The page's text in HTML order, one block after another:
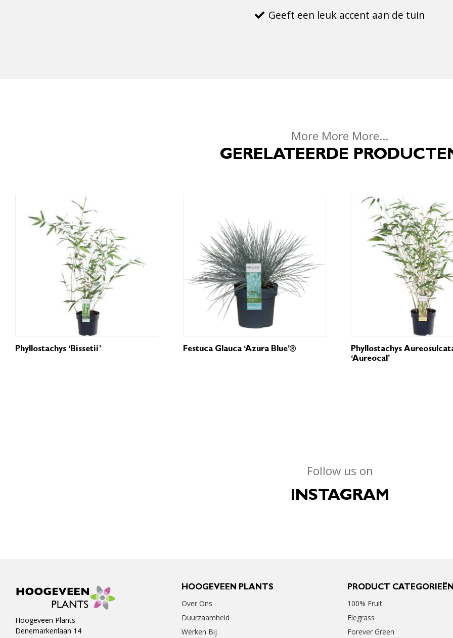
Geeft een leuk accent aan de tuin
More More More...
GERELATEERDE
Phyllostachys ‘Bissetii’ Festuca Glauca ‘Azura Blue’®
Phyllostachys
‘Aureocal’
Follow us on
INSTAGRAM
Hoogeveen Plants
Denemarkenlaan 14
HOOGEVEEN PLANTS
Over Ons
Duurzaamheid
Werken Bij
PRODUCT
100% Fruit
Elegrass
Forever Green